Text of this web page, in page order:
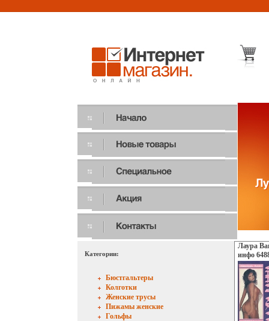
Категории:
Бюстгальтеры
Колготки
Женские трусы
Пижамы женские
Гольфы
Лаура
инфо